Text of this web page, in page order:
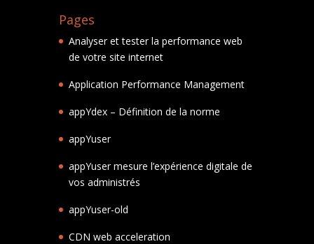
Pages
Analyser et tester la performance web
de votre site internet
Application Performance Management
appYdex – Définition de la norme
appYuser
appYuser mesure l’expérience digitale de
vos administrés
appYuser-old
CDN web acceleration